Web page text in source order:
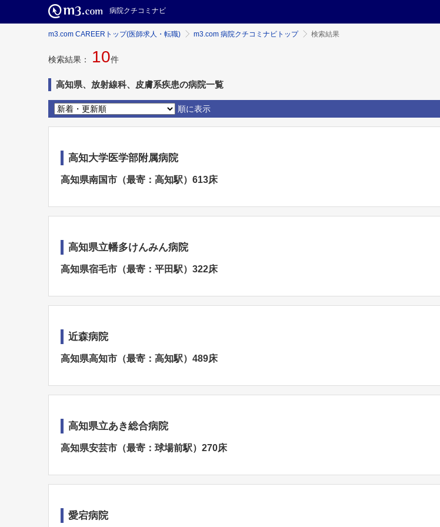
病院クチコミナビ
m3.com CAREERトップ(医師求人・転職) m3.com 病院クチコミナビトップ 検索結果
検索結果： 10件
高知県、放射線科、皮膚系疾患の病院一覧
順に表示
高知大学医学部附属病院
高知県南国市（最寄：高知駅）613床
高知県立幡多けんみん病院
高知県宿毛市（最寄：平田駅）322床
近森病院
高知県高知市（最寄：高知駅）489床
高知県立あき総合病院
高知県安芸市（最寄：球場前駅）270床
愛宕病院